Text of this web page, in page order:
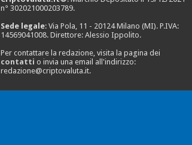
n° 302021000203789.
Sede legale: Via Pola, 11 - 20124 Milano (MI). P.IVA:
14569041008. Direttore: Alessio Ippolito.
Per contattare la redazione, visita la pagina dei
contatti o invia una email all'indirizzo:
redazione@criptovaluta.it.